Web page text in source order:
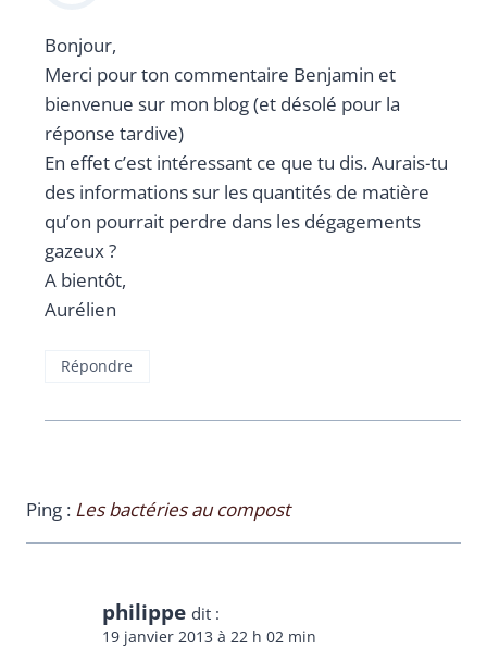
Bonjour,
Merci pour ton commentaire Benjamin et
bienvenue sur mon blog (et désolé pour la
réponse tardive)
En effet c’est intéressant ce que tu dis. Aurais-tu
des informations sur les quantités de matière
qu’on pourrait perdre dans les dégagements
gazeux ?
A bientôt,
Aurélien
Répondre
Ping : Les bactéries au compost
philippe dit :
19 janvier 2013 à 22 h 02 min